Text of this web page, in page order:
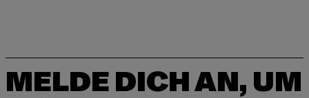
MELDE DICH AN, UM